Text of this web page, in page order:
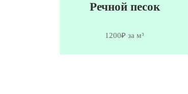
Речной песок
1200₽ за м³